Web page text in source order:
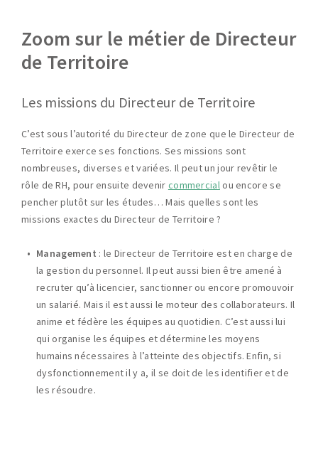
Zoom sur le métier de Directeur
de Territoire
Les missions du Directeur de Territoire
C’est sous l’autorité du Directeur de zone que le Directeur de
Territoire exerce ses fonctions. Ses missions sont
nombreuses, diverses et variées. Il peut un jour revêtir le
rôle de RH, pour ensuite devenir commercialou encore se
pencher plutôt sur les études… Mais quelles sont les
missions exactes du Directeurde Territoire?
Management : le Directeur de Territoire est en charge de
la gestion du personnel. Il peut aussi bien être amené à
recruter qu’à licencier, sanctionner ou encore promouvoir
un salarié. Mais il est aussi le moteur des collaborateurs. Il
anime et fédère les équipes au quotidien. C’est aussi lui
qui organise les équipes et détermine les moyens
humains nécessaires à l’atteinte des objectifs. Enfin, si
dysfonctionnement il y a, il se doit de les identifier et de
les résoudre.